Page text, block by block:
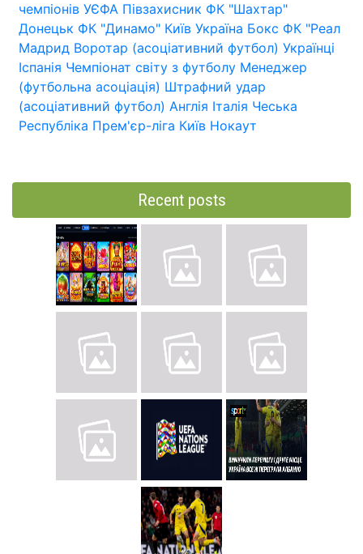
чемпіонів УЄФА Півзахисник ФК "Шахтар"
Донецьк ФК "Динамо" Київ Україна Бокс ФК "Реал
Мадрид Воротар (асоціативний футбол) Українці
Іспанія Чемпіонат світу з футболу Менеджер
(футбольна асоціація) Штрафний удар
(асоціативний футбол) Англія Італія Чеська
Республіка Прем'єр-ліга Київ Нокаут
Recent posts